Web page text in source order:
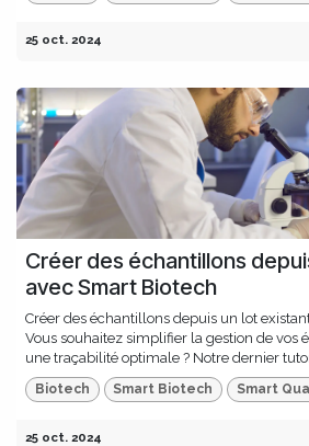
25 oct. 2024
Créer des échantillons
avec Smart Biotech
Créer des échantillons depuis un lot
Vous souhaitez simplifier la gestion de vos
une traçabilité optimale ? Notre dernier
Biotech Smart Biotech Smart
25 oct. 2024